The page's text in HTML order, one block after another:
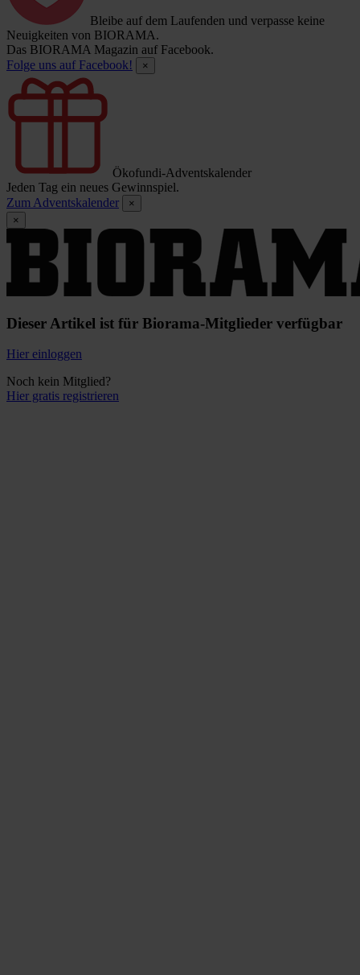
Bleibe auf dem Laufenden und verpasse keine
Neuigkeiten von BIORAMA.
Das BIORAMA Magazin auf Facebook.
Folge uns auf Facebook!
×
Ökofundi-Adventskalender
Jeden Tag ein neues Gewinnspiel.
Zum Adventskalender
×
×
Dieser Artikel ist für Biorama-Mitglieder verfügbar
Hier einloggen
Noch kein Mitglied?
Hier gratis registrieren